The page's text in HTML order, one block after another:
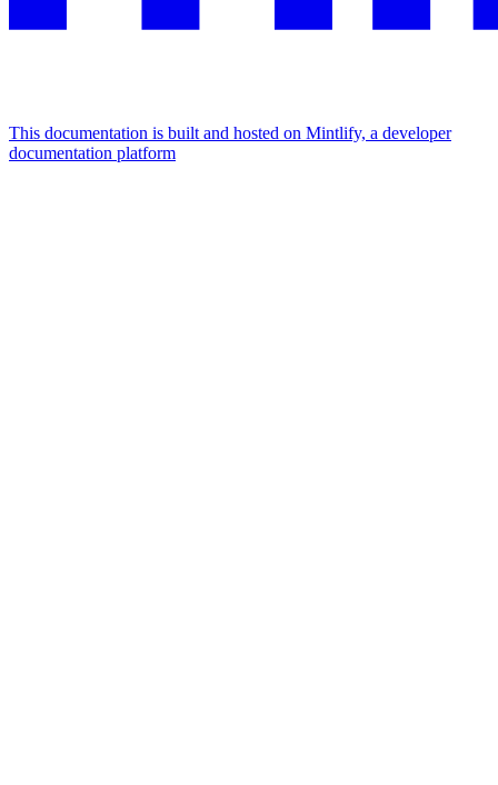
This documentation is built and hosted on Mintlify, a developer
documentation platform